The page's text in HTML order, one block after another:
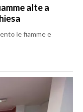
alte a
le fiamme e